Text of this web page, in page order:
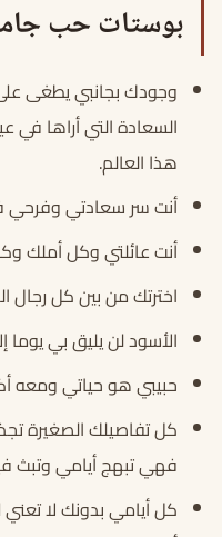
بوستات حب
وجودك بجانبي يطغى
السعادة التي أراها في
هذا العالم.
أنت سر سعادتي وفرحي
أنت عائلتي وكل أملك
اخترتك من بين كل رجال
الأسود لن يليق بي يوما
حبيبي هو حياتي ومعه
كل تفاصيلك الصغيرة
فهي تبهج أيامي وتبث
كل أيامي بدونك لا